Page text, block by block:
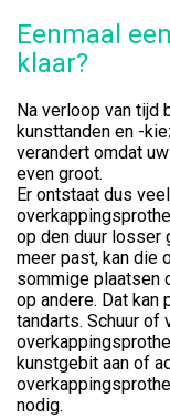
Eenmaal
klaar?
Na verloop van tijd
kunsttanden en -
verandert omdat
even groot.
Er ontstaat dus
op den duur losser
meer past, kan die
sommige plaatsen
op andere. Dat kan
tandarts. Schuur of
kunstgebit aan of
nodig.